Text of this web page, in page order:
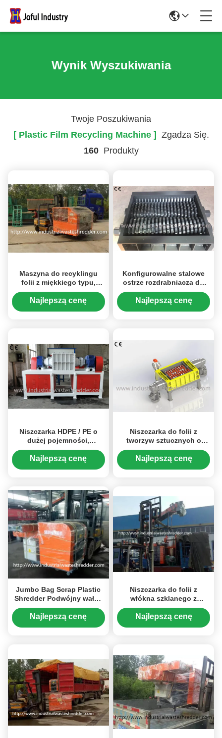
Wynik Wyszukiwania
Twoje Poszukiwania
[ Plastic Film Recycling Machine ]
Zgadza Się.
160Produkty
Maszyna do recyklingu
folii z miękkiego typu,
szlifierka do butów
Oszczędność energii
Najlepszą cenę
Konfigurowalne stalowe
ostrze rozdrabniacza do
folii z systemem
sterowania PLC
Najlepszą cenę
Niszczarka HDPE / PE o
dużej pojemności,
maszyna do recyklingu
odpadów rolniczych
Najlepszą cenę
Niszczarka do folii z
tworzyw sztucznych o
niskim zużyciu energii do
worków z włókniny
Najlepszą cenę
Jumbo Bag Scrap Plastic
Shredder Podwójny wałek
do materiałów miękkich
Najlepszą cenę
Niszczarka do folii z
włókna szklanego z
obrotowym, skręconym
nożem
Najlepszą cenę